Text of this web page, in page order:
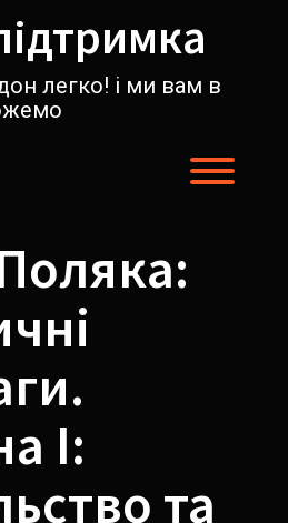
легко! і ми вам в
I:
та